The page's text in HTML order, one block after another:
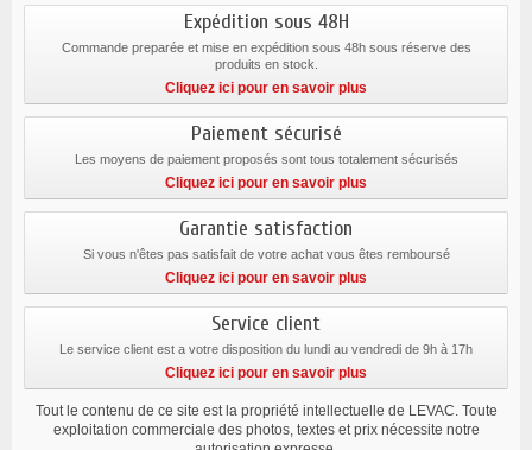
Expédition sous 48H
Commande preparée et mise en expédition sous 48h sous réserve des
produits en stock.
Cliquez ici pour en savoir plus
Paiement sécurisé
Les moyens de paiement proposés sont tous totalement sécurisés
Cliquez ici pour en savoir plus
Garantie satisfaction
Si vous n'êtes pas satisfait de votre achat vous êtes remboursé
Cliquez ici pour en savoir plus
Service client
Le service client est a votre disposition du lundi au vendredi de 9h à 17h
Cliquez ici pour en savoir plus
Tout le contenu de ce site est la propriété intellectuelle de LEVAC. Toute
exploitation commerciale des photos, textes et prix nécessite notre